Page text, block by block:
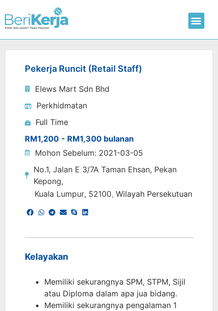
Pekerja Runcit (Retail Staff)
Elews Mart Sdn Bhd
Perkhidmatan
Full Time
RM1,200 - RM1,300 bulanan
Mohon Sebelum: 2021-03-05
No.1, Jalan E 3/7A Taman Ehsan, Pekan
Kepong,
Kuala Lumpur, 52100, Wilayah Persekutuan
Kelayakan
Memiliki sekurangnya SPM, STPM, Sijil
atau Diploma dalam apa jua bidang.
Memiliki sekurangnya pengalaman 1